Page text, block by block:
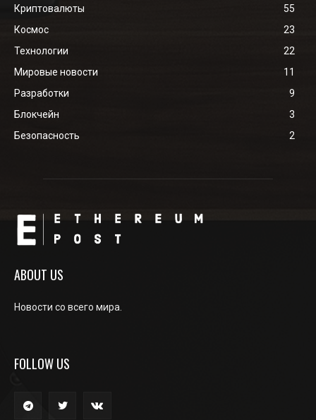
Криптовалюты
55
Космос
23
Технологии
22
Мировые новости
11
Разработки
9
Блокчейн
3
Безопасность
2
ABOUT US
Новости со всего мира.
FOLLOW US